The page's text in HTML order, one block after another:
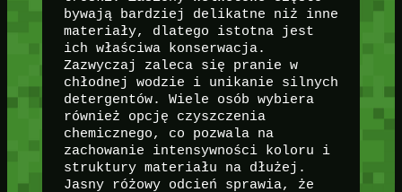
bywają bardziej delikatne niż inne
materiały, dlatego istotna jest
ich właściwa konserwacja.
Zazwyczaj zaleca się pranie w
chłodnej wodzie i unikanie silnych
detergentów. Wiele osób wybiera
również opcję czyszczenia
chemicznego, co pozwala na
zachowanie intensywności koloru i
struktury materiału na dłużej.
Jasny różowy odcień sprawia, że